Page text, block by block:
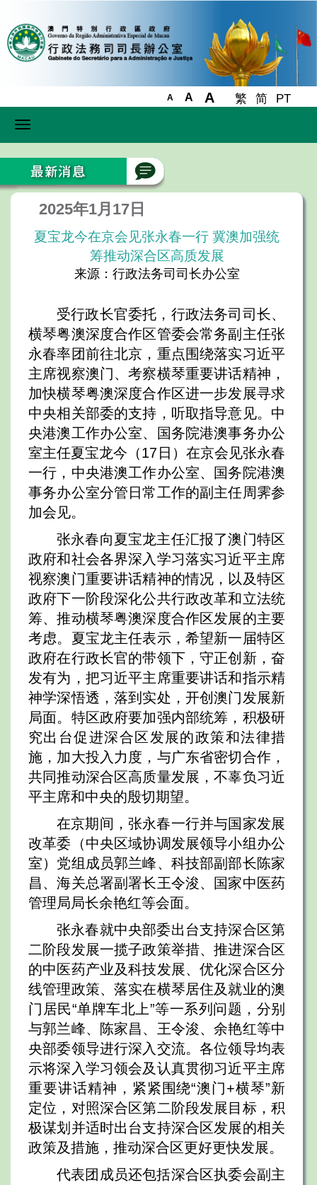
A A A 繁 简 PT
Toggle
2025年1月17日
夏宝龙今在京会见张永春一行 冀澳加强统
筹推动深合区高质发展
来源：行政法务司司长办公室
受行政长官委托，行政法务司司长、
横琴粤澳深度合作区管委会常务副主任张
永春率团前往北京，重点围绕落实习近平
主席视察澳门、考察横琴重要讲话精神，
加快横琴粤澳深度合作区进一步发展寻求
中央相关部委的支持，听取指导意见。中
央港澳工作办公室、国务院港澳事务办公
室主任夏宝龙今（17日）在京会见张永春
一行，中央港澳工作办公室、国务院港澳
事务办公室分管日常工作的副主任周霁参
加会见。
张永春向夏宝龙主任汇报了澳门特区
政府和社会各界深入学习落实习近平主席
视察澳门重要讲话精神的情况，以及特区
政府下一阶段深化公共行政改革和立法统
筹、推动横琴粤澳深度合作区发展的主要
考虑。夏宝龙主任表示，希望新一届特区
政府在行政长官的带领下，守正创新，奋
发有为，把习近平主席重要讲话和指示精
神学深悟透，落到实处，开创澳门发展新
局面。特区政府要加强内部统筹，积极研
究出台促进深合区发展的政策和法律措
施，加大投入力度，与广东省密切合作，
共同推动深合区高质量发展，不辜负习近
平主席和中央的殷切期望。
在京期间，张永春一行并与国家发展
改革委（中央区域协调发展领导小组办公
室）党组成员郭兰峰、科技部副部长陈家
昌、海关总署副署长王令浚、国家中医药
管理局局长余艳红等会面。
张永春就中央部委出台支持深合区第
二阶段发展一揽子政策举措、推进深合区
的中医药产业及科技发展、优化深合区分
线管理政策、落实在横琴居住及就业的澳
门居民“单牌车北上”等一系列问题，分别
与郭兰峰、陈家昌、王令浚、余艳红等中
央部委领导进行深入交流。各位领导均表
示将深入学习领会及认真贯彻习近平主席
重要讲话精神，紧紧围绕“澳门+横琴”新
定位，对照深合区第二阶段发展目标，积
极谋划并适时出台支持深合区发展的相关
政策及措施，推动深合区更好更快发展。
代表团成员还包括深合区执委会副主